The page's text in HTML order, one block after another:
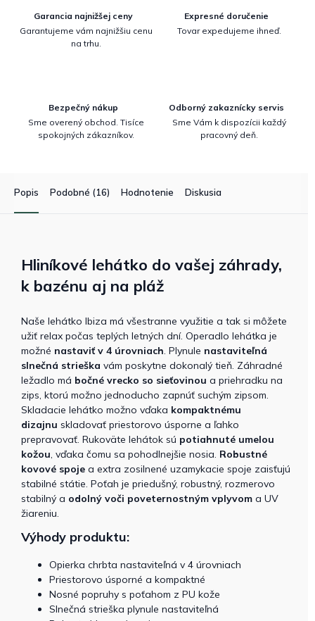
Garancia najnižšej ceny
Garantujeme vám najnižšiu cenu
na trhu.
Expresné doručenie
Tovar expedujeme ihneď.
Bezpečný nákup
Sme overený obchod. Tisíce
spokojných zákazníkov.
Odborný zakaznícky servis
Sme Vám k dispozícii každý
pracovný deň.
Popis Podobné (16) Hodnotenie Diskusia
Hliníkové lehátko do vašej záhrady,
k bazénu aj na pláž
Naše lehátko Ibiza má všestranne využitie a tak si môžete
užiť relax počas teplých letných dní. Operadlo lehátka je
možné nastaviť v 4 úrovniach . Plynule nastaviteľná
slnečná strieška vám poskytne dokonalý tieň. Záhradné
ležadlo má bočné vrecko so sieťovinou a priehradku na
zips, ktorú možno jednoducho zapnúť suchým zipsom.
Skladacie lehátko možno vďaka kompaktnému
dizajnu skladovať priestorovo úsporne a ľahko
prepravovať. Rukoväte lehátok sú potiahnuté umelou
kožou , vďaka čomu sa pohodlnejšie nosia. Robustné
kovové spoje a extra zosilnené uzamykacie spoje zaisťujú
stabilné státie. Poťah je priedušný, robustný, rozmerovo
stabilný a odolný voči poveternostným vplyvom a UV
žiareniu.
Výhody produktu:
Opierka chrbta nastaviteľná v 4 úrovniach
Priestorovo úsporné a kompaktné
Nosné popruhy s poťahom z PU kože
Slnečná strieška plynule nastaviteľná